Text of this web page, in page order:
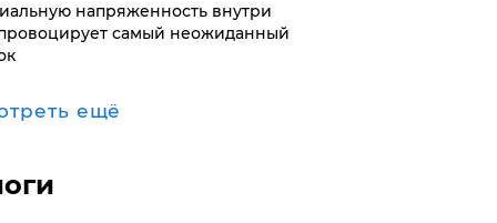
напряженность внутри
самый неожиданный
ещё